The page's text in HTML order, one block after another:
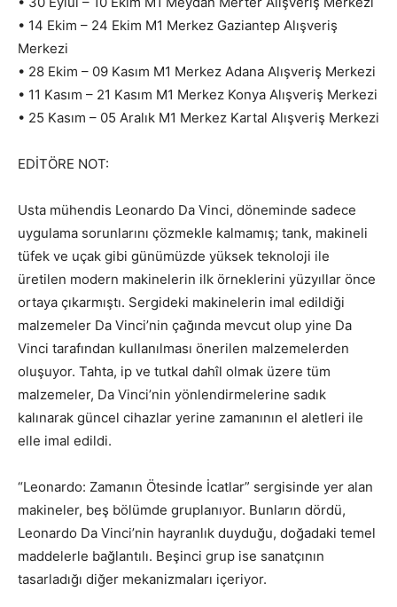
• 14 Ekim – 24 Ekim M1 Merkez Gaziantep Alışveriş
Merkezi
• 28 Ekim – 09 Kasım M1 Merkez Adana Alışveriş Merkezi
• 11 Kasım – 21 Kasım M1 Merkez Konya Alışveriş Merkezi
• 25 Kasım – 05 Aralık M1 Merkez Kartal Alışveriş Merkezi
EDİTÖRE NOT:
Usta mühendis Leonardo Da Vinci, döneminde sadece
uygulama sorunlarını çözmekle kalmamış; tank, makineli
tüfek ve uçak gibi günümüzde yüksek teknoloji ile
üretilen modern makinelerin ilk örneklerini yüzyıllar önce
ortaya çıkarmıştı. Sergideki makinelerin imal edildiği
malzemeler Da Vinci’nin çağında mevcut olup yine Da
Vinci tarafından kullanılması önerilen malzemelerden
oluşuyor. Tahta, ip ve tutkal dahîl olmak üzere tüm
malzemeler, Da Vinci’nin yönlendirmelerine sadık
kalınarak güncel cihazlar yerine zamanının el aletleri ile
elle imal edildi.
“Leonardo: Zamanın Ötesinde İcatlar” sergisinde yer alan
makineler, beş bölümde gruplanıyor. Bunların dördü,
Leonardo Da Vinci’nin hayranlık duyduğu, doğadaki temel
maddelerle bağlantılı. Beşinci grup ise sanatçının
tasarladığı diğer mekanizmaları içeriyor.